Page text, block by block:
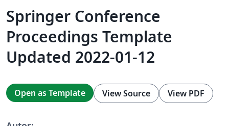
Springer Conference
Proceedings Template
Updated 2022-01-12
Open as Template View Source View PDF